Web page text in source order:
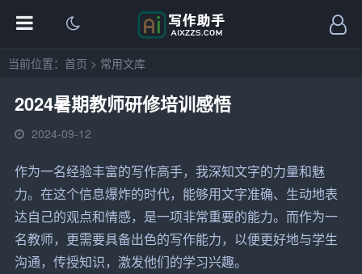
当前位置： 首页 > 常用文库
2024暑期教师研修培训感悟
2024-09-12
作为一名经验丰富的写作高手，我深知文字的力量和魅
力。在这个信息爆炸的时代，能够用文字准确、生动地表
达自己的观点和情感，是一项非常重要的能力。而作为一
名教师，更需要具备出色的写作能力，以便更好地与学生
沟通，传授知识，激发他们的学习兴趣。